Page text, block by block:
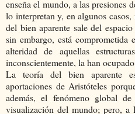
enseña el mundo, a las presiones
lo interpretan y, en algunos
del bien aparente sale del
sin embargo, está
alteridad de aquellas
inconscientemente, la han
La teoría del bien aparente
aportaciones de Aristóteles
además, el fenómeno global
visualización del mundo; pero, a